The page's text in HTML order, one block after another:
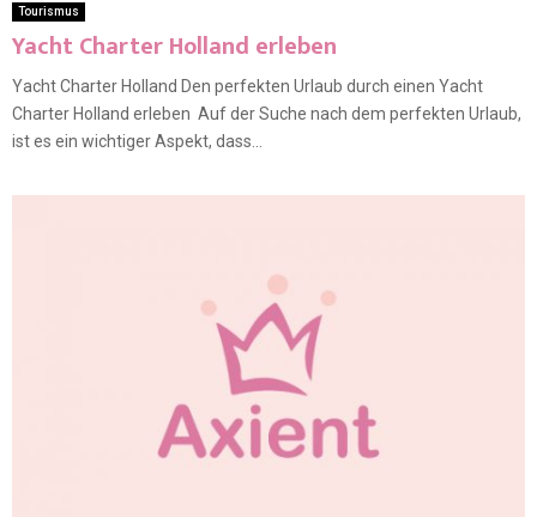
Tourismus
Yacht Charter Holland erleben
Yacht Charter Holland Den perfekten Urlaub durch einen Yacht
Charter Holland erleben Auf der Suche nach dem perfekten Urlaub,
ist es ein wichtiger Aspekt, dass...